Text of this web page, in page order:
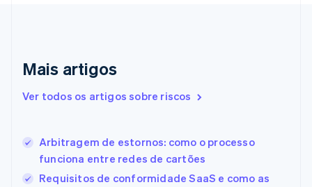
Mais artigos
Ver todos os artigos sobre riscos
Arbitragem de estornos: como o processo
funciona entre redes de cartões
Requisitos de conformidade SaaS e como as
Espanha
English
Estados Unidos
Finlândia
EnglishSvenska
França